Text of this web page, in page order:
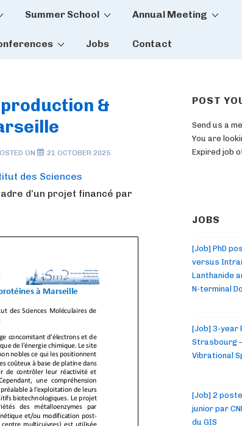
Summer School Annual Meeting
Jobs Contact
&
ON 21 OCTOBER 2025
des Sciences
d’un projet financé par
POST
Send us a
You are
Expired job
JOBS
[Job] PhD
versus
Lanthanide
N-terminal
[Job] 3-year
Strasbourg
Vibrational
[Job] 2
junior par
du GIS